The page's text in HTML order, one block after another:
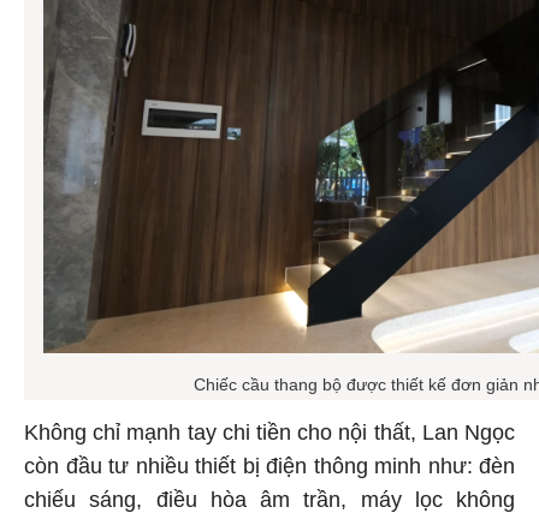
Chiếc cầu thang bộ được thiết kế đơn giản
Không chỉ mạnh tay chi tiền cho nội thất, Lan Ngọc
còn đầu tư nhiều thiết bị điện thông minh như: đèn
chiếu sáng, điều hòa âm trần, máy lọc không